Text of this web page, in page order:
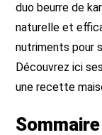
duo beurre de
naturelle et
nutriments pour
Découvrez ici
une recette
Sommaire